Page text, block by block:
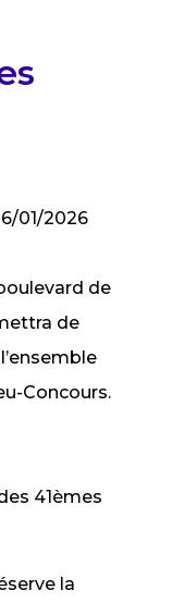
01/2026
de
de
Concours.
41èmes
la